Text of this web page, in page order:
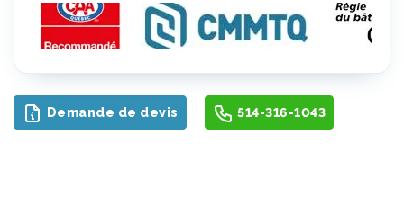
Demande de devis 514-316-1043